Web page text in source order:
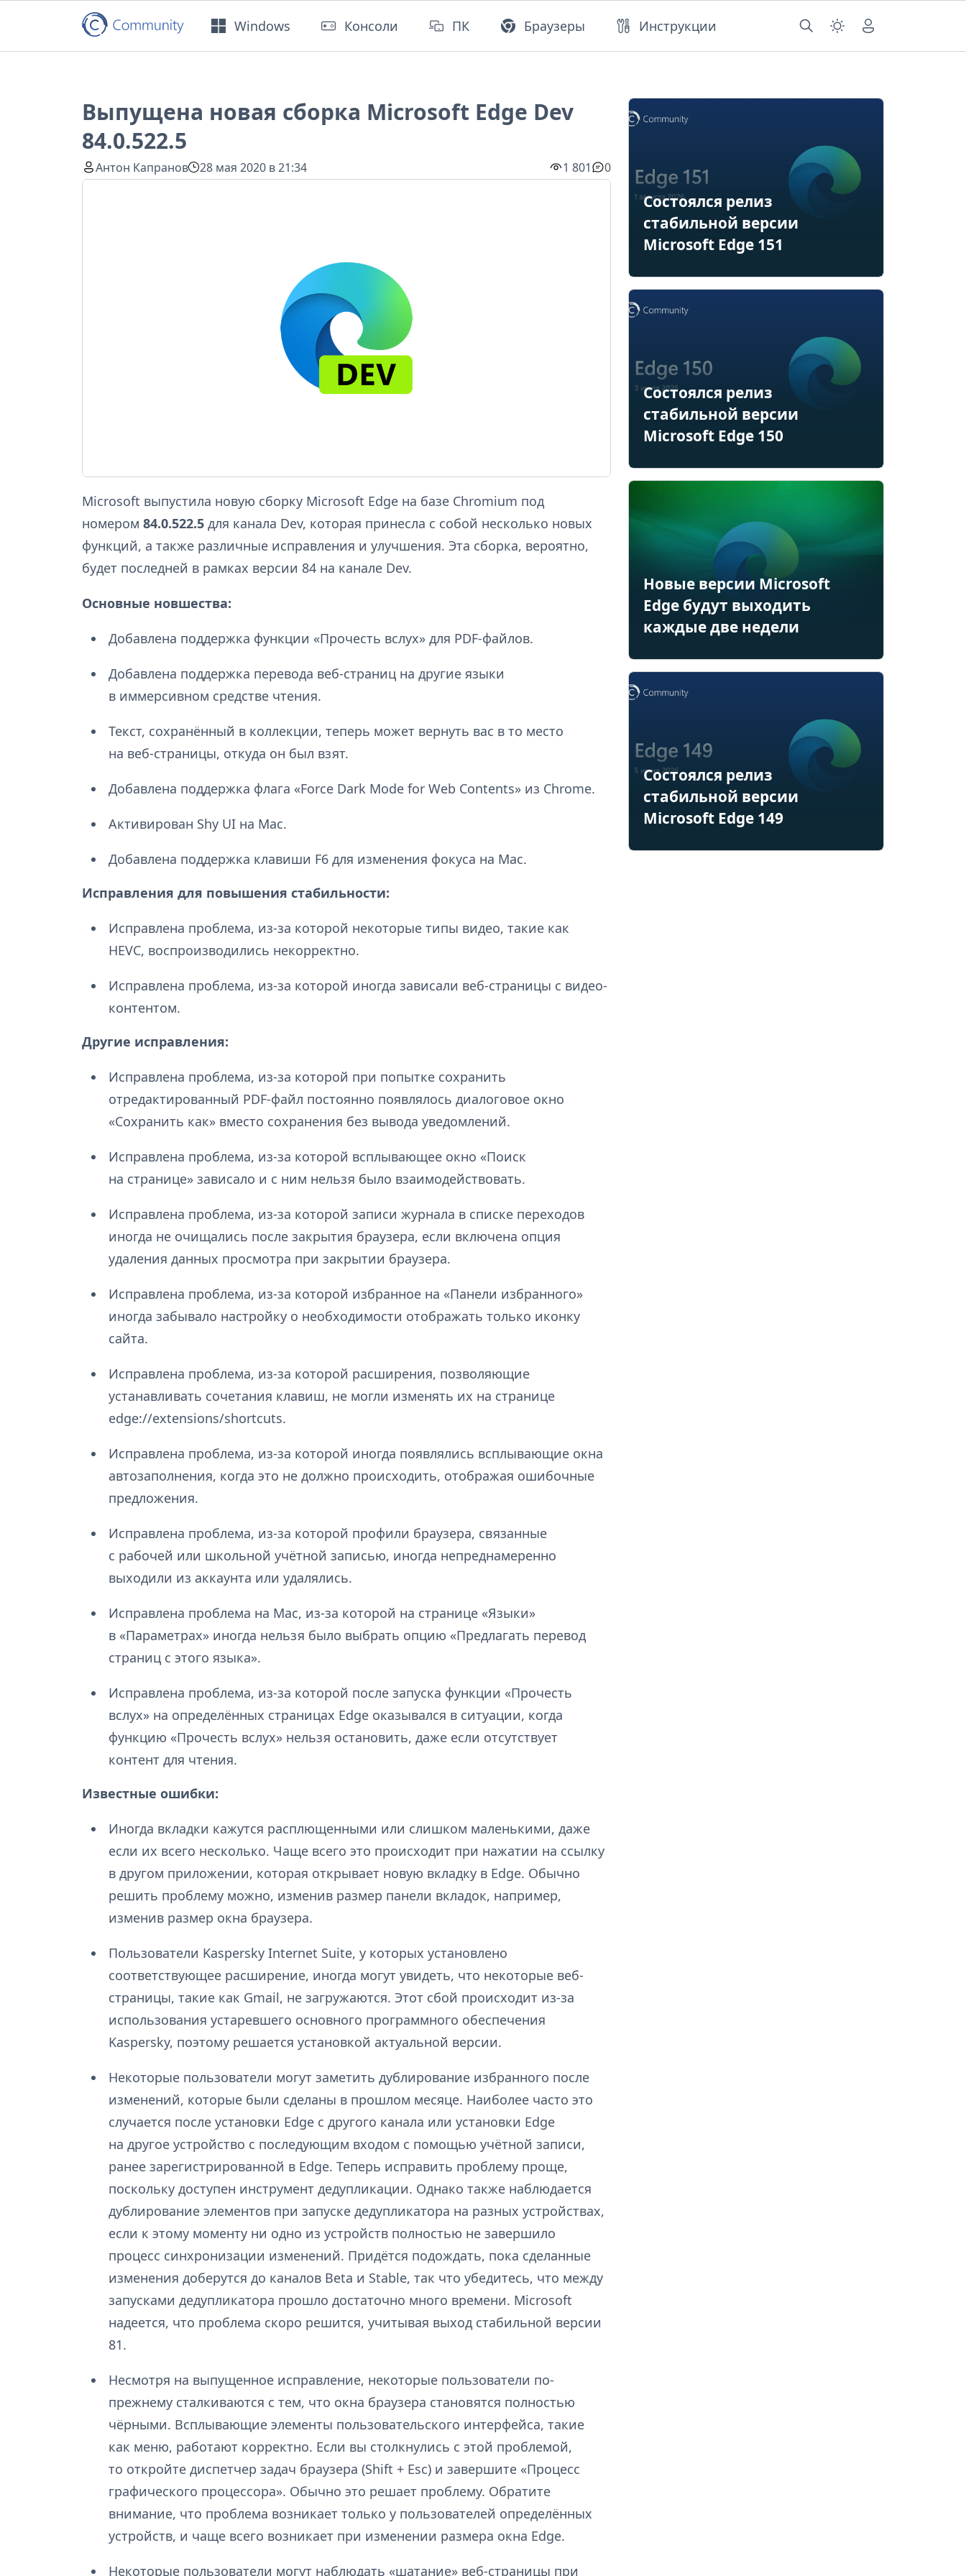
Windows Консоли ПК Браузеры Инструкции
Выпущена новая сборка Microsoft Edge Dev
84.0.522.5
Антон Капранов 28 мая 2020 в 21:34 1 801 0
Microsoft выпустила новую сборку Microsoft Edge на базе Chromium под
номером 84.0.522.5 для канала Dev, которая принесла с собой несколько новых
функций, а также различные исправления и улучшения. Эта сборка, вероятно,
будет последней в рамках версии 84 на канале Dev.
Основные новшества:
Добавлена поддержка функции «Прочесть вслух» для PDF-файлов.
Добавлена поддержка перевода веб-страниц на другие языки
в иммерсивном средстве чтения.
Текст, сохранённый в коллекции, теперь может вернуть вас в то место
на веб-страницы, откуда он был взят.
Добавлена поддержка флага «Force Dark Mode for Web Contents» из Chrome.
Активирован Shy UI на Mac.
Добавлена поддержка клавиши F6 для изменения фокуса на Mac.
Исправления для повышения стабильности:
Исправлена проблема, из-за которой некоторые типы видео, такие как
HEVC, воспроизводились некорректно.
Исправлена проблема, из-за которой иногда зависали веб-страницы с видео-
контентом.
Другие исправления:
Исправлена проблема, из-за которой при попытке сохранить
отредактированный PDF-файл постоянно появлялось диалоговое окно
«Сохранить как» вместо сохранения без вывода уведомлений.
Исправлена проблема, из-за которой всплывающее окно «Поиск
на странице» зависало и с ним нельзя было взаимодействовать.
Исправлена проблема, из-за которой записи журнала в списке переходов
иногда не очищались после закрытия браузера, если включена опция
удаления данных просмотра при закрытии браузера.
Исправлена проблема, из-за которой избранное на «Панели избранного»
иногда забывало настройку о необходимости отображать только иконку
сайта.
Исправлена проблема, из-за которой расширения, позволяющие
устанавливать сочетания клавиш, не могли изменять их на странице
edge://extensions/shortcuts.
Исправлена проблема, из-за которой иногда появлялись всплывающие окна
автозаполнения, когда это не должно происходить, отображая ошибочные
предложения.
Исправлена проблема, из-за которой профили браузера, связанные
с рабочей или школьной учётной записью, иногда непреднамеренно
выходили из аккаунта или удалялись.
Исправлена проблема на Mac, из-за которой на странице «Языки»
в «Параметрах» иногда нельзя было выбрать опцию «Предлагать перевод
страниц с этого языка».
Исправлена проблема, из-за которой после запуска функции «Прочесть
вслух» на определённых страницах Edge оказывался в ситуации, когда
функцию «Прочесть вслух» нельзя остановить, даже если отсутствует
контент для чтения.
Известные ошибки:
Иногда вкладки кажутся расплющенными или слишком маленькими, даже
если их всего несколько. Чаще всего это происходит при нажатии на ссылку
в другом приложении, которая открывает новую вкладку в Edge. Обычно
решить проблему можно, изменив размер панели вкладок, например,
изменив размер окна браузера.
Пользователи Kaspersky Internet Suite, у которых установлено
соответствующее расширение, иногда могут увидеть, что некоторые веб-
страницы, такие как Gmail, не загружаются. Этот сбой происходит из-за
использования устаревшего основного программного обеспечения
Kaspersky, поэтому решается установкой актуальной версии.
Некоторые пользователи могут заметить дублирование избранного после
изменений, которые были сделаны в прошлом месяце. Наиболее часто это
случается после установки Edge с другого канала или установки Edge
на другое устройство с последующим входом с помощью учётной записи,
ранее зарегистрированной в Edge. Теперь исправить проблему проще,
поскольку доступен инструмент дедупликации. Однако также наблюдается
дублирование элементов при запуске дедупликатора на разных устройствах,
если к этому моменту ни одно из устройств полностью не завершило
процесс синхронизации изменений. Придётся подождать, пока сделанные
изменения доберутся до каналов Beta и Stable, так что убедитесь, что между
запусками дедупликатора прошло достаточно много времени. Microsoft
надеется, что проблема скоро решится, учитывая выход стабильной версии
81.
Несмотря на выпущенное исправление, некоторые пользователи по-
прежнему сталкиваются с тем, что окна браузера становятся полностью
чёрными. Всплывающие элементы пользовательского интерфейса, такие
как меню, работают корректно. Если вы столкнулись с этой проблемой,
то откройте диспетчер задач браузера (Shift + Esc) и завершите «Процесс
графического процессора». Обычно это решает проблему. Обратите
внимание, что проблема возникает только у пользователей определённых
устройств, и чаще всего возникает при изменении размера окна Edge.
Некоторые пользователи могут наблюдать «шатание» веб-страницы при
Состоялся релиз
стабильной версии
Microsoft Edge 151
Состоялся релиз
стабильной версии
Microsoft Edge 150
Новые версии Microsoft
Edge будут выходить
каждые две недели
Состоялся релиз
стабильной версии
Microsoft Edge 149